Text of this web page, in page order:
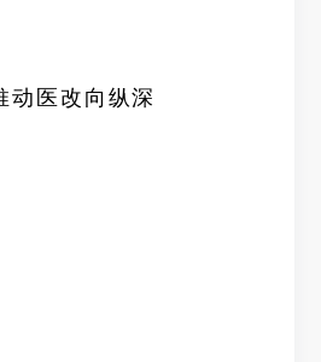
动医改向纵深